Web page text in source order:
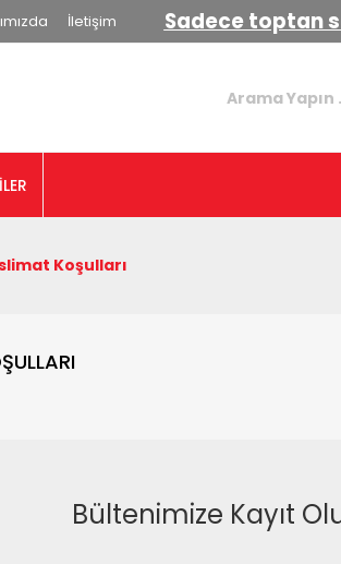
İletişim Sadece toptan
Koşulları
Bültenimize Kayıt